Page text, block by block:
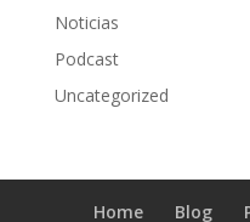
Noticias
Podcast
Uncategorized
Home Blog